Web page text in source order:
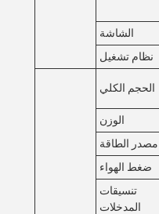
الشاشة
نظام تشغيل
الحجم الكلي
الوزن
مصدر الطاقة
ضغط الهواء
تنسيقات
المدخلات